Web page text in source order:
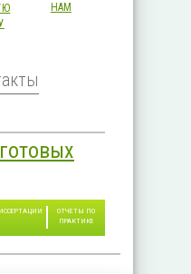
НАМ
ОТЧЕТЫ ПО
ПРАКТИКЕ